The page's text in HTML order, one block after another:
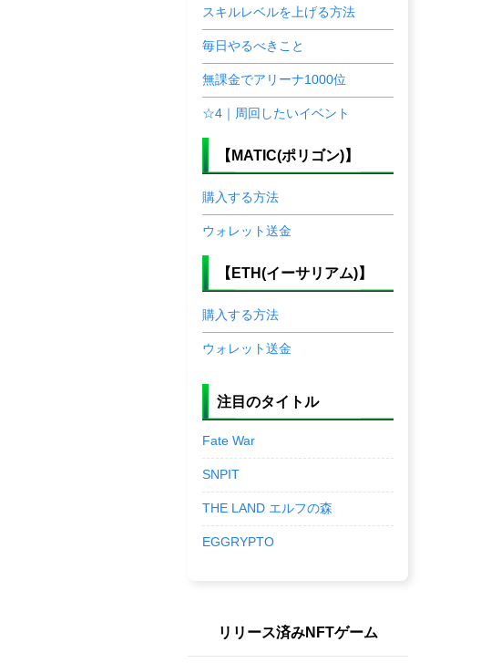
スキルレベルを上げる方法
毎日やるべきこと
無課金でアリーナ1000位
☆4｜周回したいイベント
【MATIC(ポリゴン)】
購入する方法
ウォレット送金
【ETH(イーサリアム)】
購入する方法
ウォレット送金
注目のタイトル
Fate War
SNPIT
THE LAND エルフの森
EGGRYPTO
リリース済みNFTゲーム